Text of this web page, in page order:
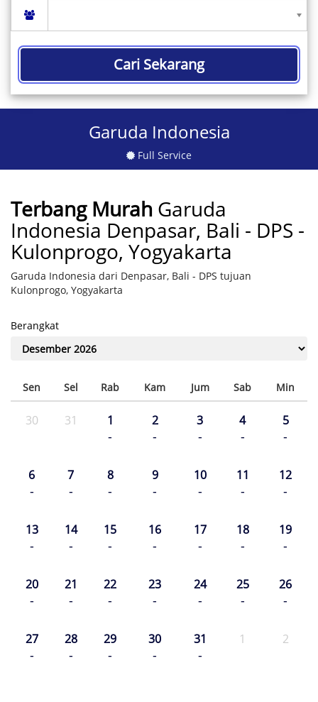
Cari Sekarang
Garuda Indonesia
Full Service
Terbang Murah Garuda
Indonesia Denpasar, Bali - DPS -
Kulonprogo, Yogyakarta
Garuda Indonesia dari Denpasar, Bali - DPS tujuan
Kulonprogo, Yogyakarta
Berangkat
Sen Sel Rab Kam Jum Sab Min
30 31 1
-
2
-
3
-
4
-
5
-
6
-
7
-
8
-
9
-
10
-
11
-
12
-
13
-
14
-
15
-
16
-
17
-
18
-
19
-
20
-
21
-
22
-
23
-
24
-
25
-
26
-
27
-
28
-
29
-
30
-
31
-
1 2